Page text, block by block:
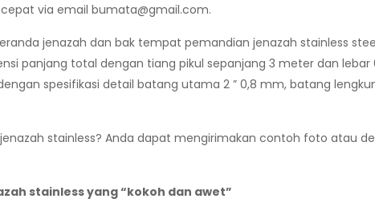
via email bumata@gmail.com.
jenazah dan bak tempat pemandian jenazah stainless
panjang total dengan tiang pikul sepanjang 3 meter dan
spesifikasi detail batang utama 2 ” 0,8 mm, batang
stainless? Anda dapat mengirimakan contoh foto atau
stainless yang “kokoh dan awet”